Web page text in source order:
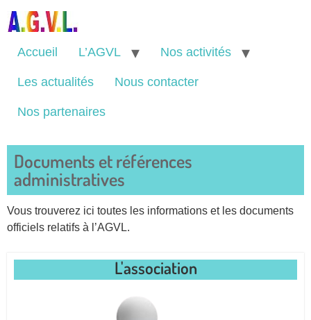
Accueil L’AGVL Nos activités
Les actualités Nous contacter
Nos partenaires
Documents et références
administratives
Vous trouverez ici toutes les informations et les documents
officiels relatifs à l’AGVL.
L'association